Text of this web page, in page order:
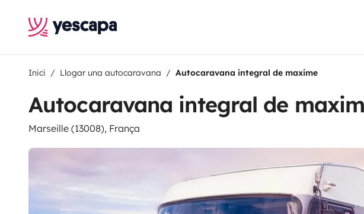
Inici Llogar una autocaravana Autocaravana integral de maxime
Autocaravana integral de
Marseille (13008), França